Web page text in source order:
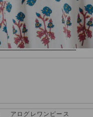
アログレワンピース